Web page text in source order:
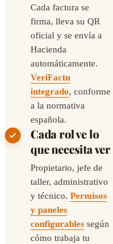
Cada factura se
firma, lleva su QR
oficial y se envía a
Hacienda
automáticamente.
VeriFactu
integrado, conforme
a la normativa
española.
Cada rol ve lo
que necesita ver
Propietario, jefe de
taller, administrativo
y técnico. Permisos
y paneles
configurables según
cómo trabaja tu